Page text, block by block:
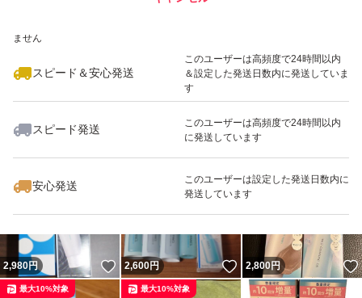
ません
スピード＆安心発送
このユーザーは高頻度で24時間以内
＆設定した発送日数内に発送していま
す
スピード発送
このユーザーは高頻度で24時間以内
に発送しています
安心発送
このユーザーは設定した発送日数内に
発送しています
いいね！
4,400
2,980円 いいね！
2,600円 いいね！
2,800円
最大10%対象 最大10%対象